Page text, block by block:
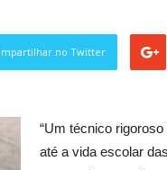
no Twitter
“Um técnico
até a vida escolar